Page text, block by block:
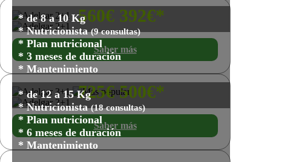
560€ 392€*
Saber más
* de 8 a 10 Kg
* Nutricionista(9 consultas)
* Plan nutricional
* 3 meses de duración
* Mantenimiento
725€ 500€*
Saber más
* de 12 a 15 Kg
* Nutricionista(18 consultas)
* Plan nutricional
* 6 meses de duración
* Mantenimiento